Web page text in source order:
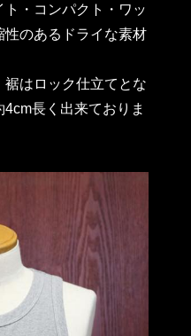
・コンパクト・ワッ
のあるドライな素材
はロック仕立てとな
長く出来ておりま